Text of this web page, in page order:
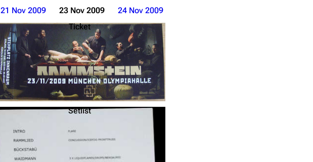
21 Nov 2009
23 Nov 2009
24 Nov 2009
Ticket
Setlist